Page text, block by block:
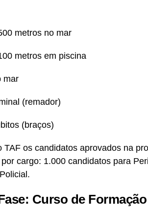
metros no mar
metros em piscina
mar
(remador)
(braços)
TAF os candidatos aprovados na
cargo: 1.000 candidatos para
Curso de Formação